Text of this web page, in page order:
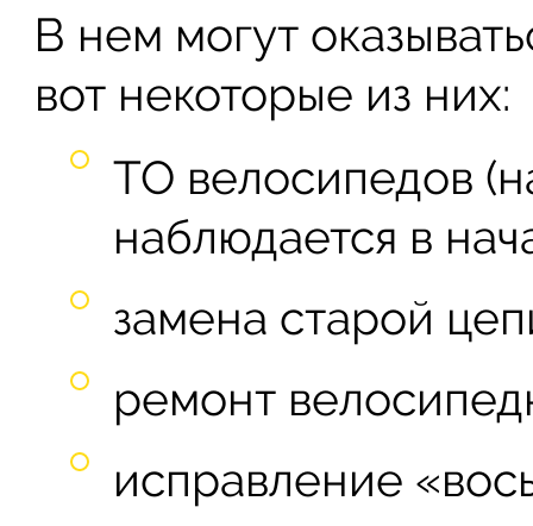
В нем могут
вот некоторые из них:
ТО велосипедов
наблюдается в
замена старой
ремонт
исправление